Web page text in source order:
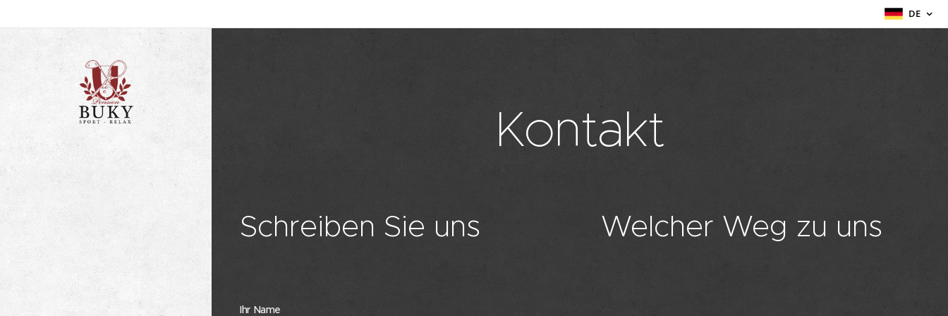
DE
Kontakt
Schreiben Sie uns
Ihr Name
Welcher Weg zu uns